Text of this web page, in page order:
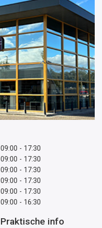
09:00 - 17:30
09:00 - 17:30
09:00 - 17:30
09:00 - 17:30
09:00 - 17:30
09:00 - 16:30
Praktische info